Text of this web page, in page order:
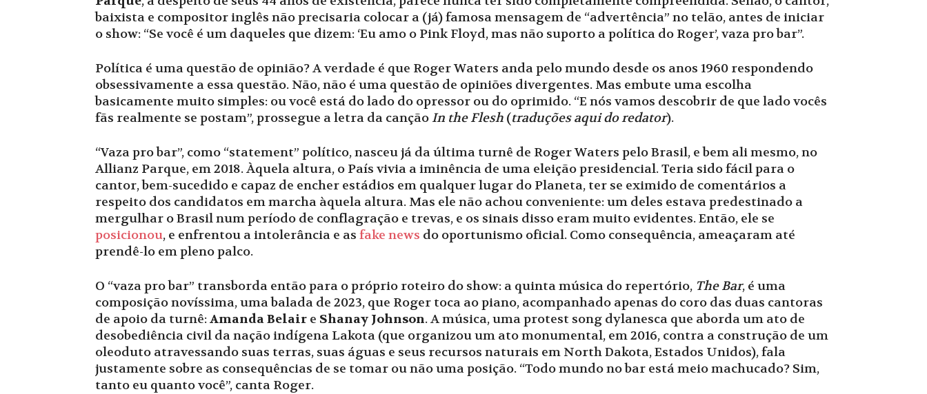
baixista e compositor inglês não precisaria colocar a (já) famosa mensagem de “advertência” no telão, antes de iniciar
o show: “Se você é um daqueles que dizem: ‘Eu amo o Pink Floyd, mas não suporto a política do Roger’, vaza pro bar”.
Política é uma questão de opinião? A verdade é que Roger Waters anda pelo mundo desde os anos 1960 respondendo
obsessivamente a essa questão. Não, não é uma questão de opiniões divergentes. Mas embute uma escolha
basicamente muito simples: ou você está do lado do opressor ou do oprimido. “E nós vamos descobrir de que lado vocês
fãs realmente se postam”, prossegue a letra da canção In the Flesh (traduções aqui do redator).
“Vaza pro bar”, como “statement” político, nasceu já da última turnê de Roger Waters pelo Brasil, e bem ali mesmo, no
Allianz Parque, em 2018. Àquela altura, o País vivia a iminência de uma eleição presidencial. Teria sido fácil para o
cantor, bem-sucedido e capaz de encher estádios em qualquer lugar do Planeta, ter se eximido de comentários a
respeito dos candidatos em marcha àquela altura. Mas ele não achou conveniente: um deles estava predestinado a
mergulhar o Brasil num período de conflagração e trevas, e os sinais disso eram muito evidentes. Então, ele se
posicionou, e enfrentou a intolerância e as fake news do oportunismo oficial. Como consequência, ameaçaram até
prendê-lo em pleno palco.
O “vaza pro bar” transborda então para o próprio roteiro do show: a quinta música do repertório, The Bar, é uma
composição novíssima, uma balada de 2023, que Roger toca ao piano, acompanhado apenas do coro das duas cantoras
de apoio da turnê:Amanda Belair e Shanay Johnson. A música, uma protest song dylanesca que aborda um ato de
desobediência civil da nação indígena Lakota (que organizou um ato monumental, em 2016, contra a construção de um
oleoduto atravessando suas terras, suas águas e seus recursos naturais em North Dakota, Estados Unidos), fala
justamente sobre as consequências de se tomar ou não uma posição. “Todo mundo no bar está meio machucado? Sim,
tanto eu quanto você”, canta Roger.